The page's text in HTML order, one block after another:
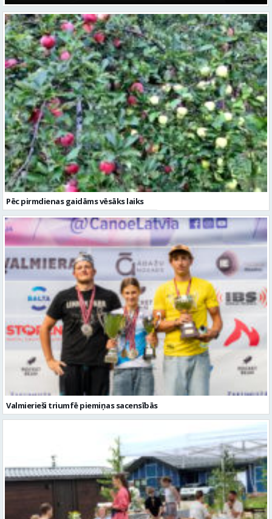
Pēc pirmdienas gaidāms vēsāks laiks
Valmierieši triumfē piemiņas sacensībās